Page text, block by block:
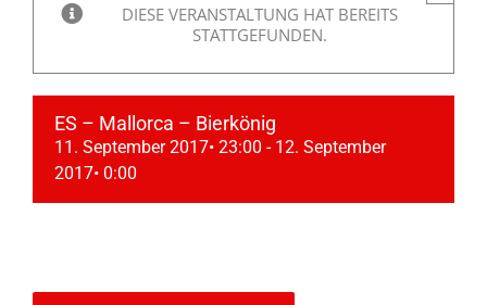
DIESE VERANSTALTUNG HAT BEREITS
STATTGEFUNDEN.
ES – Mallorca – Bierkönig
11. September 2017• 23:00 - 12. September
2017• 0:00